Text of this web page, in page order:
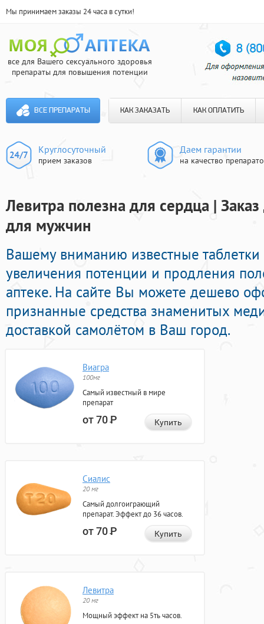
Мы принимаем заказы 24 часа в сутки!
все для Вашего сексуального здоровья
препараты для повышения потенции
ВСЕ ПРЕПАРАТЫ КАК ЗАКАЗАТЬ КАК ОПЛАТИТЬ
Круглосуточный
прием заказов
Даем гарантии
на качество
Левитра полезна для сердца |
для мужчин
Вашему вниманию известные
увеличения потенции и продления
аптеке. На сайте Вы можете дешево
признанные средства знаменитых
доставкой самолётом в Ваш город.
Виагра
100мг
Самый известный в мире
препарат
от 70Р Купить
Сиалис
20 мг
Самый долгоиграющий
препарат. Эффект до 36 часов.
от 70Р Купить
Левитра
20 мг
Мощный эффект на 5ть часов.